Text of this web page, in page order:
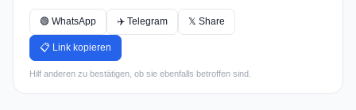
🟢 WhatsApp ✈️ Telegram 𝕏 Share
📋 Link kopieren
Hilf anderen zu bestätigen, ob sie ebenfalls betroffen sind.